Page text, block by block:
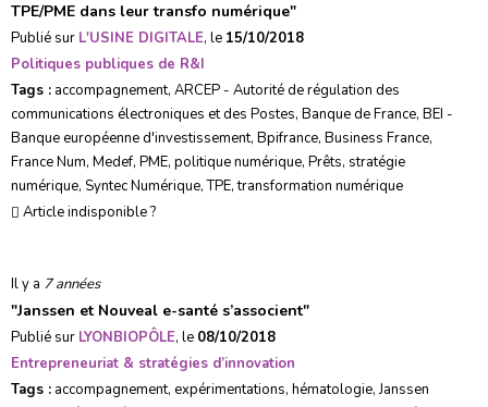
TPE/PME dans leur transfo numérique"
Publié sur L'USINE DIGITALE, le 15/10/2018
Politiques publiques de R&I
Tags : accompagnement, ARCEP - Autorité de régulation des
communications électroniques et des Postes, Banque de France, BEI -
Banque européenne d'investissement, Bpifrance, Business France,
France Num, Medef, PME, politique numérique, Prêts, stratégie
numérique, Syntec Numérique,TPE,transformation numérique
Article indisponible ?
Il y a 7 années
"Janssen et Nouveal e-santé s’associent"
Publié sur LYONBIOPÔLE, le 08/10/2018
Entrepreneuriat & stratégies d’innovation
Tags : accompagnement, expérimentations, hématologie,Janssen